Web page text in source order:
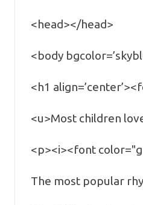
<head></head>
<body
<h1
<u>Most children
<p><i><font
The most popular